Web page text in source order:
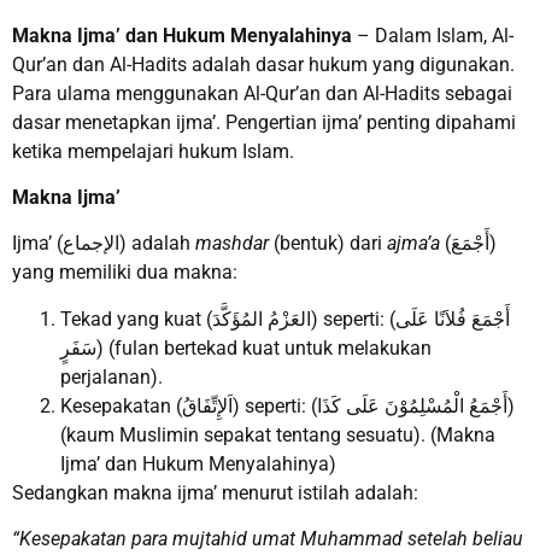
Makna Ijma’ dan Hukum Menyalahinya – Dalam Islam, Al-
Qur’an dan Al-Hadits adalah dasar hukum yang digunakan.
Para ulama menggunakan Al-Qur’an dan Al-Hadits sebagai
dasar menetapkan ijma’. Pengertian ijma’ penting dipahami
ketika mempelajari hukum Islam.
Makna Ijma’
Ijma’ (الإجماع) adalah mashdar (bentuk) dari ajma’a (أَجْمَعَ)
yang memiliki dua makna:
Tekad yang kuat (العَزْمُ المُؤَكَّدَ) seperti: (أَجْمَعَ فُلاَنًا عَلَى
سَفَرٍ) (fulan bertekad kuat untuk melakukan
perjalanan).
Kesepakatan (اَلإِتِّفَاقُ) seperti: (أَجْمَعُ الْمُسْلِمُوْنَ عَلَى كَذَا)
(kaum Muslimin sepakat tentang sesuatu). (Makna
Ijma’ dan Hukum Menyalahinya)
Sedangkan makna ijma’ menurut istilah adalah:
“Kesepakatan para mujtahid umat Muhammad setelah beliau